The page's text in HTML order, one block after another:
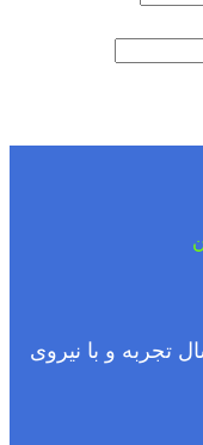
بازکنی کاسپین با بیش از 15 سال تجربه و با نیروی